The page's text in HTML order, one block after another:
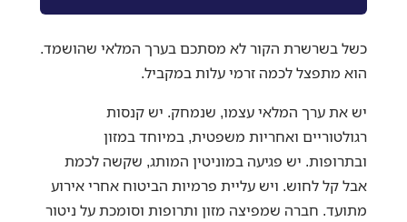
כשל בשרשרת הקור לא מסתכם בערך המלאי שהושמד.
הוא מתפצל לכמה זרמי עלות במקביל.
יש את ערך המלאי עצמו, שנמחק. יש קנסות
רגולטוריים ואחריות משפטית, במיוחד במזון
ובתרופות. יש פגיעה במוניטין המותג, שקשה לכמת
אבל קל לחוש. ויש עליית פרמיות הביטוח אחרי אירוע
מתועד. חברה שמפיצה מזון ותרופות וסומכת על ניטור